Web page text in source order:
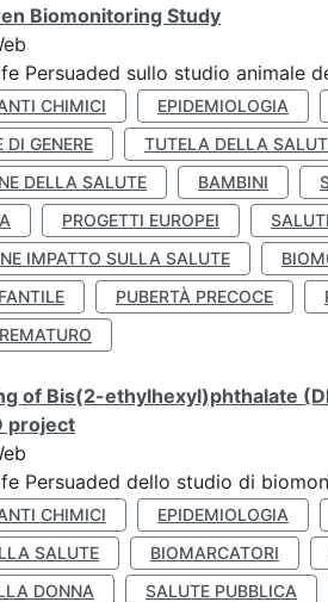
Biomonitoring Study
Persuaded sullo studio animale
CHIMICI EPIDEMIOLOGIA
DI GENERE
TUTELA DELLA
DELLA SALUTE
BAMBINI
PROGETTI EUROPEI
IMPATTO SULLA SALUTE
PUBERTÀ PRECOCE
of Bis(2-ethylhexyl)phthalate
project
Persuaded dello studio di
CHIMICI EPIDEMIOLOGIA
SALUTE
BIOMARCATORI
DONNA
SALUTE PUBBLICA